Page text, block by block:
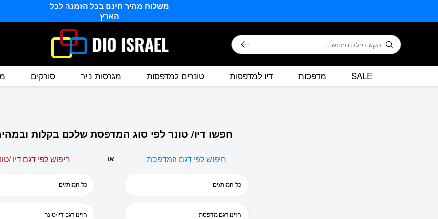
משלוח מהיר חינם בכל הזמנה לכל
הארץ
חיפוש
SALE מדפסות דיו למדפסות טונרים למדפסות מגרסות נייר סורקים
חפשו דיו/ טונר לפי סוג המדפסת שלכם בקלות
חיפוש לפי דגם המדפסת או חיפוש לפי דגם דיו /